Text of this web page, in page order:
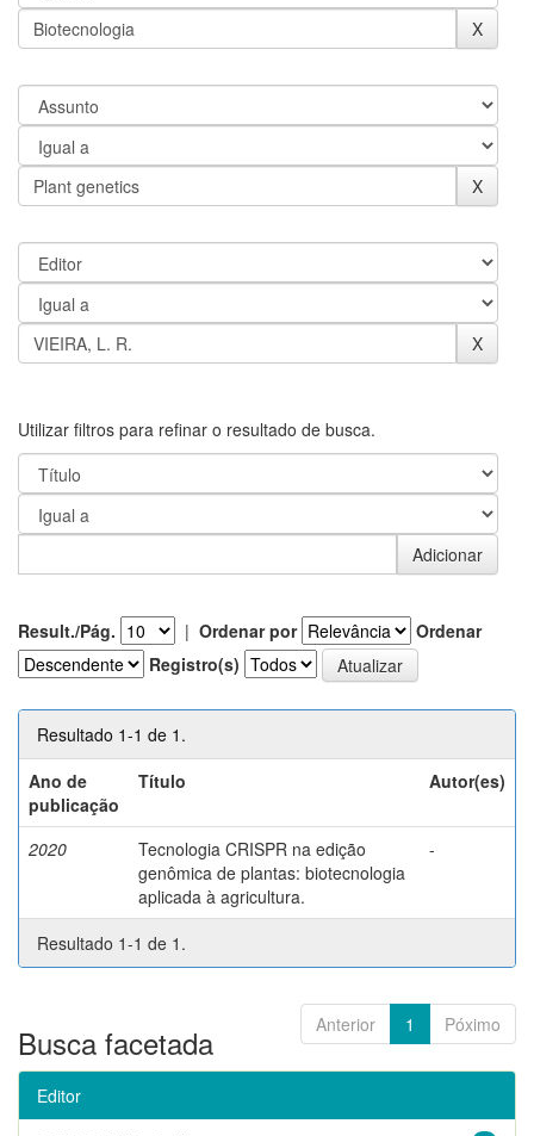
Utilizar filtros para refinar o resultado de busca.
Result./Pág. | Ordenar por
Ordenar
Registro(s)
Resultado 1-1 de 1.
Ano de
publicação
Título Autor(es)
2020
Tecnologia CRISPR na edição
genômica de plantas: biotecnologia
aplicada à agricultura.
-
Resultado 1-1 de 1.
Anterior 1 Póximo
Busca facetada
Editor